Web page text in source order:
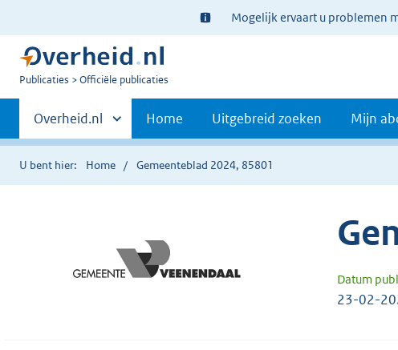
Ter
informatie:
Mogelijk ervaart u problemen
U
Publicaties Officiële publicaties
Primaire
navigatie
Andere
sites
binnen
Overheid.nl Home Uitgebreid zoeken Mijn
U bent hier: Home Gemeenteblad 2024, 85801
Datum
23-02-